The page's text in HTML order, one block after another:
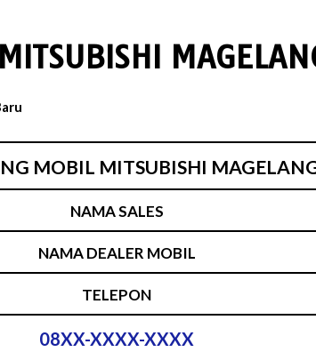
MOBIL MITSUBISHI
NAMA SALES
NAMA DEALER MOBIL
TELEPON
08XX-XXXX-XXXX